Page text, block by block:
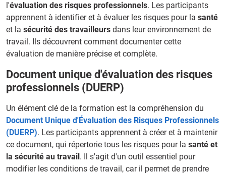
l'évaluation des risques professionnels. Les participants
apprennent à identifier et à évaluer les risques pour la santé
et la sécurité des travailleurs dans leur environnement de
travail. Ils découvrent comment documenter cette
évaluation de manière précise et complète.
Document unique d'évaluation des risques
professionnels (DUERP)
Un élément clé de la formation est la compréhension du
Document Unique d'Évaluation des Risques Professionnels
(DUERP). Les participants apprennent à créer et à maintenir
ce document, qui répertorie tous les risques pour la santé et
la sécurité au travail. Il s'agit d'un outil essentiel pour
modifier les conditions de travail, car il permet de prendre